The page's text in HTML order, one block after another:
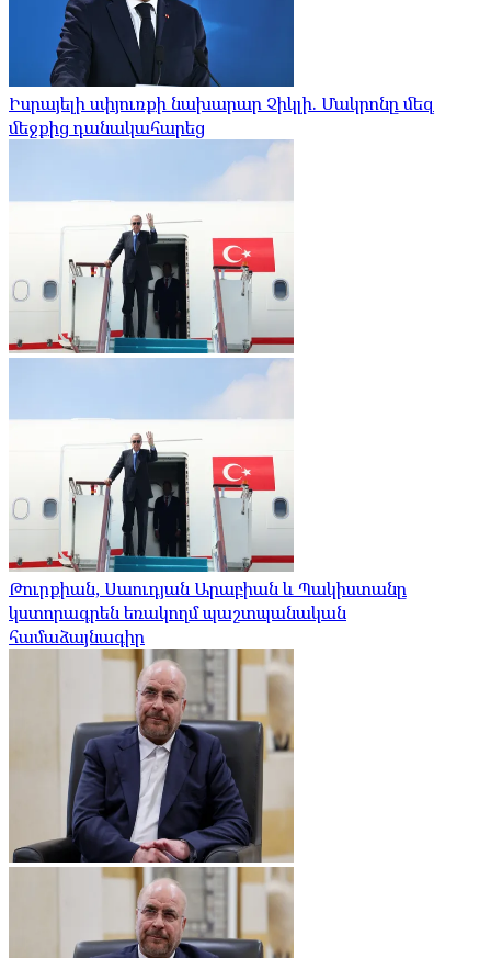
Իսրայելի սփյուռքի նախարար Չիկլի. Մակրոնը մեզ
մեջքից դանակահարեց
Թուրքիան, Սաուդյան Արաբիան և Պակիստանը
կստորագրեն եռակողմ պաշտպանական
համաձայնագիր